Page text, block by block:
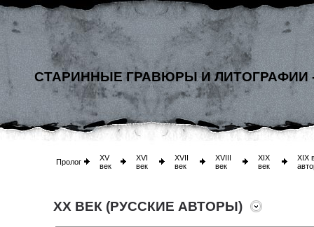
СТАРИННЫЕ ГРАВЮРЫ И ЛИТОГРАФИИ
Пролог
XV
век
XVI
век
XVII
век
XVIII
век
XIX
век
XIX
XX ВЕК (РУССКИЕ АВТОРЫ)